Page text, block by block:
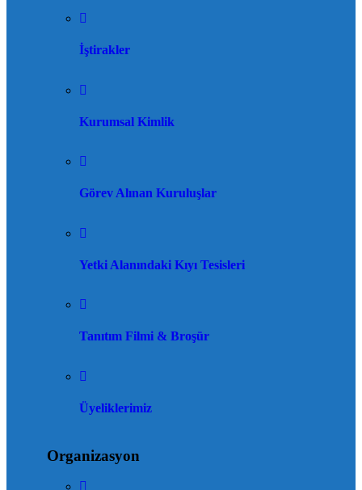
İştirakler
Kurumsal Kimlik
Görev Alınan Kuruluşlar
Yetki Alanındaki Kıyı Tesisleri
Tanıtım Filmi & Broşür
Üyeliklerimiz
Organizasyon